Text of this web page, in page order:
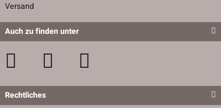
Versand
Auch zu finden unter
Rechtliches